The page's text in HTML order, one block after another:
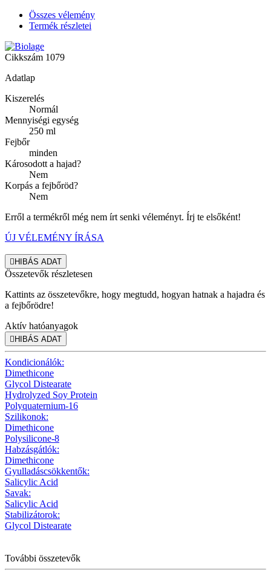
Összes vélemény
Termék részletei
Cikkszám 1079
Adatlap
Kiszerelés
Normál
Mennyiségi egység
250 ml
Fejbőr
minden
Károsodott a hajad?
Nem
Korpás a fejbőröd?
Nem
Erről a termékről még nem írt senki véleményt. Írj te elsőként!
ÚJ VÉLEMÉNY ÍRÁSA
HIBÁS ADAT
Összetevők részletesen
Kattints az összetevőkre, hogy megtudd, hogyan hatnak a hajadra és
a fejbőrödre!
Aktív hatóanyagok
HIBÁS ADAT
Kondicionálók:
Dimethicone
Glycol Distearate
Hydrolyzed Soy Protein
Polyquaternium-16
Szilikonok:
Dimethicone
Polysilicone-8
Habzásgátlók:
Dimethicone
Gyulladáscsökkentők:
Salicylic Acid
Savak:
Salicylic Acid
Stabilizátorok:
Glycol Distearate
További összetevők